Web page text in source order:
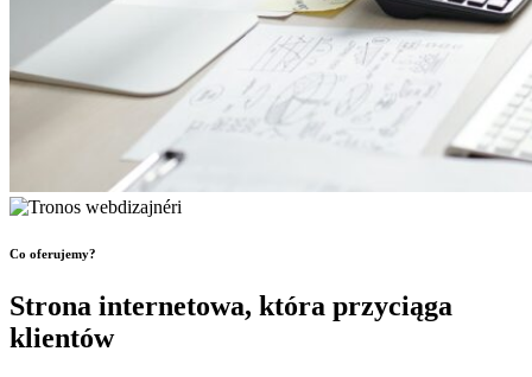
Co oferujemy?
Strona internetowa, która przyciąga
klientów